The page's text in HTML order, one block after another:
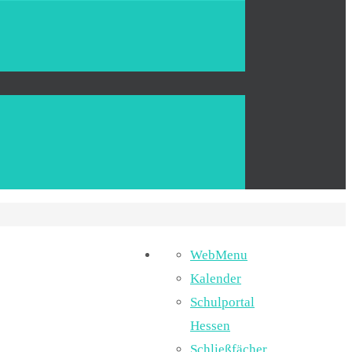
WebMenu
Kalender
Schulportal
Hessen